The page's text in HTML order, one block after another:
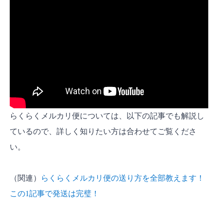
らくらくメルカリ便については、以下の記事でも解説し
ているので、詳しく知りたい方は合わせてご覧くださ
い。
（関連）
らくらくメルカリ便の送り方を全部教えます！
この1記事で発送は完璧！